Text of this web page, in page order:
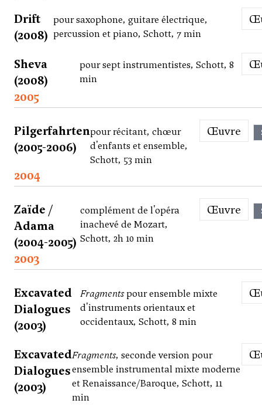
Drift
(2008)
pour saxophone, guitare électrique,
percussion et piano, Schott, 7 min
Sheva
(2008)
pour sept instrumentistes, Schott, 8
min
2005
Pilgerfahrten
(2005-2006)
pour récitant, chœur
d'enfants et ensemble,
Schott, 53 min
Œuvre
2004
Zaïde /
Adama
(2004-2005)
complément de l'opéra
inachevé de Mozart,
Schott, 2h 10 min
Œuvre
2003
Excavated
Dialogues
(2003)
Fragmentspour ensemble mixte
d'instruments orientaux et
occidentaux, Schott, 8 min
Excavated
Dialogues
(2003)
Fragments, seconde version pour
ensemble instrumental mixte moderne
et Renaissance/Baroque, Schott, 11
min